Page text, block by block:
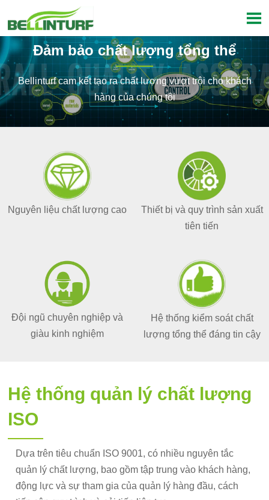

Đảm bảo chất lượng tổng thể
Bellinturf cam kết tạo ra chất lượng vượt trội cho khách
hàng của chúng tôi

Nguyên liệu chất lượng cao
Thiết bị và quy trình sản xuất
tiên tiến
Đội ngũ chuyên nghiệp và
giàu kinh nghiệm
Hệ thống kiểm soát chất
lượng tổng thể đáng tin cậy
Hệ thống quản lý chất lượng
ISO
Dựa trên tiêu chuẩn ISO 9001, có nhiều nguyên tắc
quản lý chất lượng, bao gồm tập trung vào khách hàng,
động lực và sự tham gia của quản lý hàng đầu, cách